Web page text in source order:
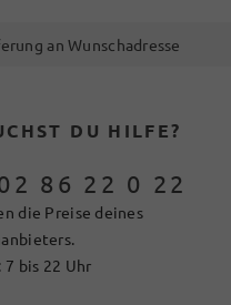
an Wunschadresse
DU HILFE?
86 22 0 22
die Preise deines
7 bis 22 Uhr